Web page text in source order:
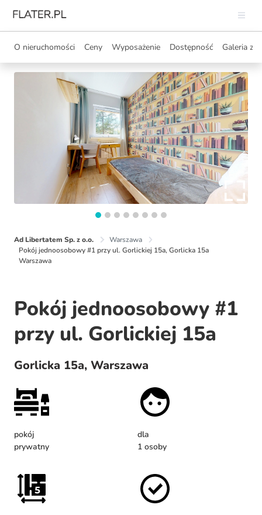
O nieruchomości Ceny Wyposażenie Dostępność Galeria
Ad Libertatem Sp. z o.o.
Warszawa
Pokój jednoosobowy #1 przy ul. Gorlickiej 15a, Gorlicka 15a
Warszawa
Pokój jednoosobowy #1
przy ul. Gorlickiej 15a
Gorlicka 15a, Warszawa
pokój
prywatny
dla
1 osoby